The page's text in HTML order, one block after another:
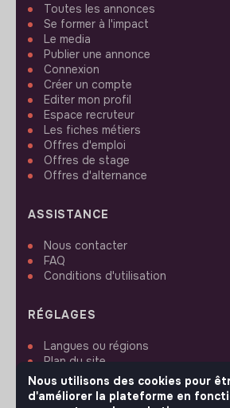
Toutes les annonces
Se former à l'impact
Le media
Publier une annonce
Connexion
Créer un compte
Editer mon profil
Espace recruteur
Les fiches métiers
Offres d'emploi
Offres de stage
Offres d'alternance
ASSISTANCE
Nous contacter
FAQ
Conditions d'utilisation
RÉGLAGES
Langues ou régions
Plan du site
Paramètres des cookies
Nous utilisons des cookies pour
d'améliorer la plateforme en